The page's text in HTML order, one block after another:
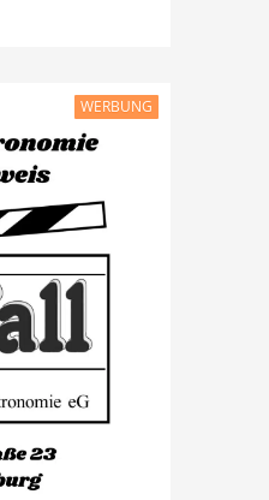
WERBUNG